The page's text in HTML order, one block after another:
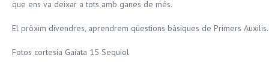
que ens va deixar a tots amb ganes de més.
El pròxim divendres, aprendrem qüestions bàsiques de Primers
Fotos cortesía Gaiata 15 Sequiol